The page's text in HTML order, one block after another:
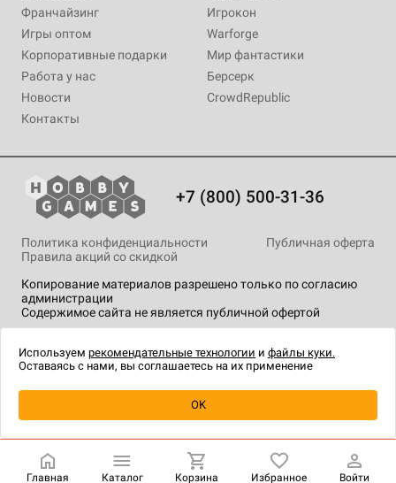
Уведомить о наличии
Франчайзинг
Игры оптом
Корпоративные подарки
Работа у нас
Новости
Контакты
Игрокон
Warforge
Мир фантастики
Берсерк
CrowdRepublic
+7 (800) 500-31-36
Копирование материалов разрешено только по согласию
администрации
Содержимое сайта не является публичной офертой
Политика конфиденциальности
Публичная оферта
Правила акций со скидкой
технологии.
Главная Каталог Корзина Избранное Войти
Используем рекомендательные технологии и файлы куки.
Оставаясь с нами, вы соглашаетесь на их применение
OK